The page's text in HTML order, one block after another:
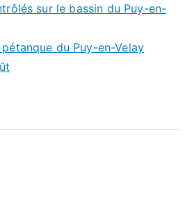
sur le bassin du Puy-en-
du Puy-en-Velay